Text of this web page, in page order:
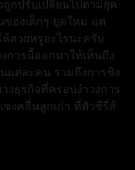
กปรับเปลี่ยนไปตามยุค
องเด็กๆ ยุคใหม่ แต่
สวยหรูอะไรนะครับ
การนี้ออกมาให้เห็นถึง
แต่ละคน รวมถึงการชิง
งธุรกิจที่ครอบงำวงการ
งคลื่นลูกเก่า ที่ตัวซีรี่ส์